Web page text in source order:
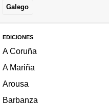
Galego
EDICIONES
A Coruña
A Mariña
Arousa
Barbanza